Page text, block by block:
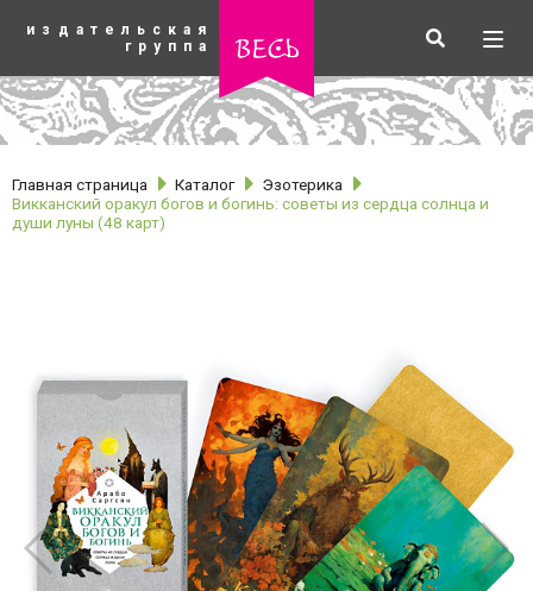
основному
издательская
группа
весь Искать
рубрики
Главная страница Каталог
Эзотерика
Викканский оракул богов и богинь: советы из сердца солнца и
души луны (48 карт)